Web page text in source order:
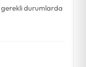
gerekli durumlarda